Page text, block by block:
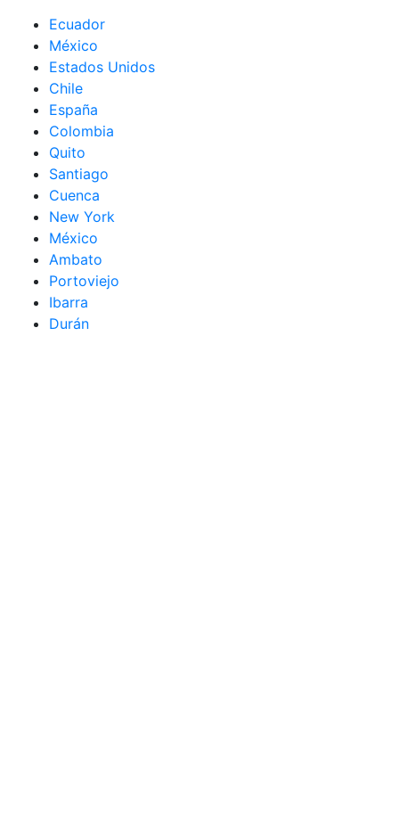
Ecuador
México
Estados Unidos
Chile
España
Colombia
Quito
Santiago
Cuenca
New York
México
Ambato
Portoviejo
Ibarra
Durán